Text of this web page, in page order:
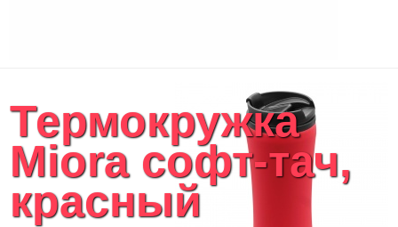
Термокружка
Miora софт-тач,
красный